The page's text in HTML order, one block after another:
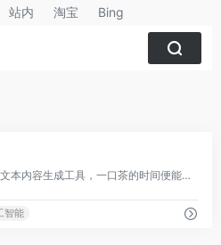
站内 淘宝 Bing
Friday是一款在线AI文本内容生成工具，一口茶的时间便能帮你生成一篇高质量原创公众号文章、营销广告或者其它任何文案，并且支持改写、续写！
智能